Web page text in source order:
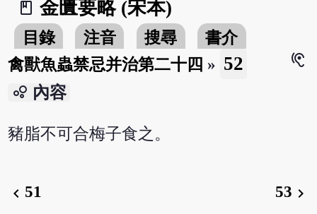
book_2
金匱要略 (宋本)
目錄 注音 搜尋
書介
禽獸魚蟲禁忌并治第二十四 » 52
hearing
bubble_chart 內容
豬脂不可合梅子食之。
chevron_left 51 53 chevron_right